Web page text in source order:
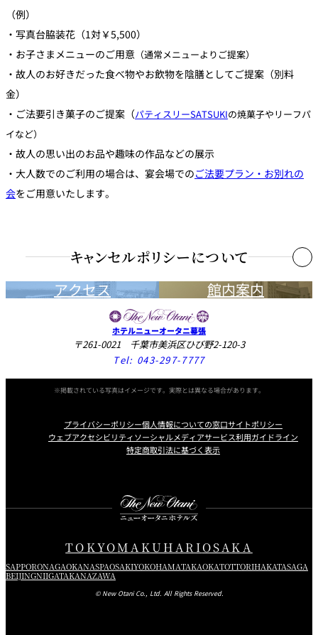
（例）
・写真台脇装花（1対￥5,500）
・お子さまメニューのご用意 （通常メニューよりご提案）
・故人のお好きだった食べ物やお飲物を陰膳としてご提案（別料
金）
・ご法要引き菓子のご提案（パティスリーSATSUKIの焼菓子やリーフパ
イなど）
・故人の思い出のお品や趣味の作品などの展示
・大人数でのご利用の場合は、宴会場でのご法要プラン・お別れの
会をご用意いたします。
キャンセルポリシーについて
予約日から起算して」下記の期間・料率に基づき取消料を申し受け
ます。 ※取消受付時間は、17:00まで。17:00を過ぎての取消受付は
翌日扱いとさせていただきます。
予
日
ご予
約日
ご予
約日
日
日
7名さ
ままで
10
0
%
- -
8～20
名さま
10
0
50% 30%
ま以上
0
%
50% 30% 20%
お席のみのご予約の場合、ランチ・ディナー共にコース最低料金の
ご予約人数分を申し受けます。
人数変更（減員）も上記日程に準じて差額分を申し受けます。
台風、地震、公共交通機関の大規模運休など、当店がやむを得ない
と判断した場合にはキャンセル料を免除いたします。
アクセス 館内案内
ホテルニューオータニ幕張
〒261-0021 千葉市美浜区ひび野2-120-3
Tel: 043-297-7777
※掲載されている写真はイメージです。実際とは異なる場合があります。
プライバシーポリシー個人情報についての窓口サイトポリシー
ウェブアクセシビリティソーシャルメディアサービス利用ガイドライン
特定商取引法に基づく表示
TOKYOMAKUHARIOSAKA
SAPPORONAGAOKANASPAOSAKIYOKOHAMATAKAOKATOTTORIHAKATASAGA
BEIJINGNIIGATAKANAZAWA
© New Otani Co., Ltd. All Rights Reserved.